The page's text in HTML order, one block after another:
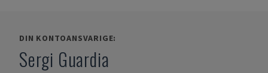
DIN KONTOANSVARIGE:
Sergi Guardia